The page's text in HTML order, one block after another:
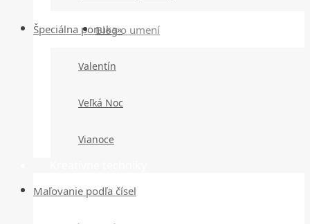
Blog o umení
Špeciálna ponuka»
Valentín
Veľká Noc
Vianoce
Maľovanie podľa čísel